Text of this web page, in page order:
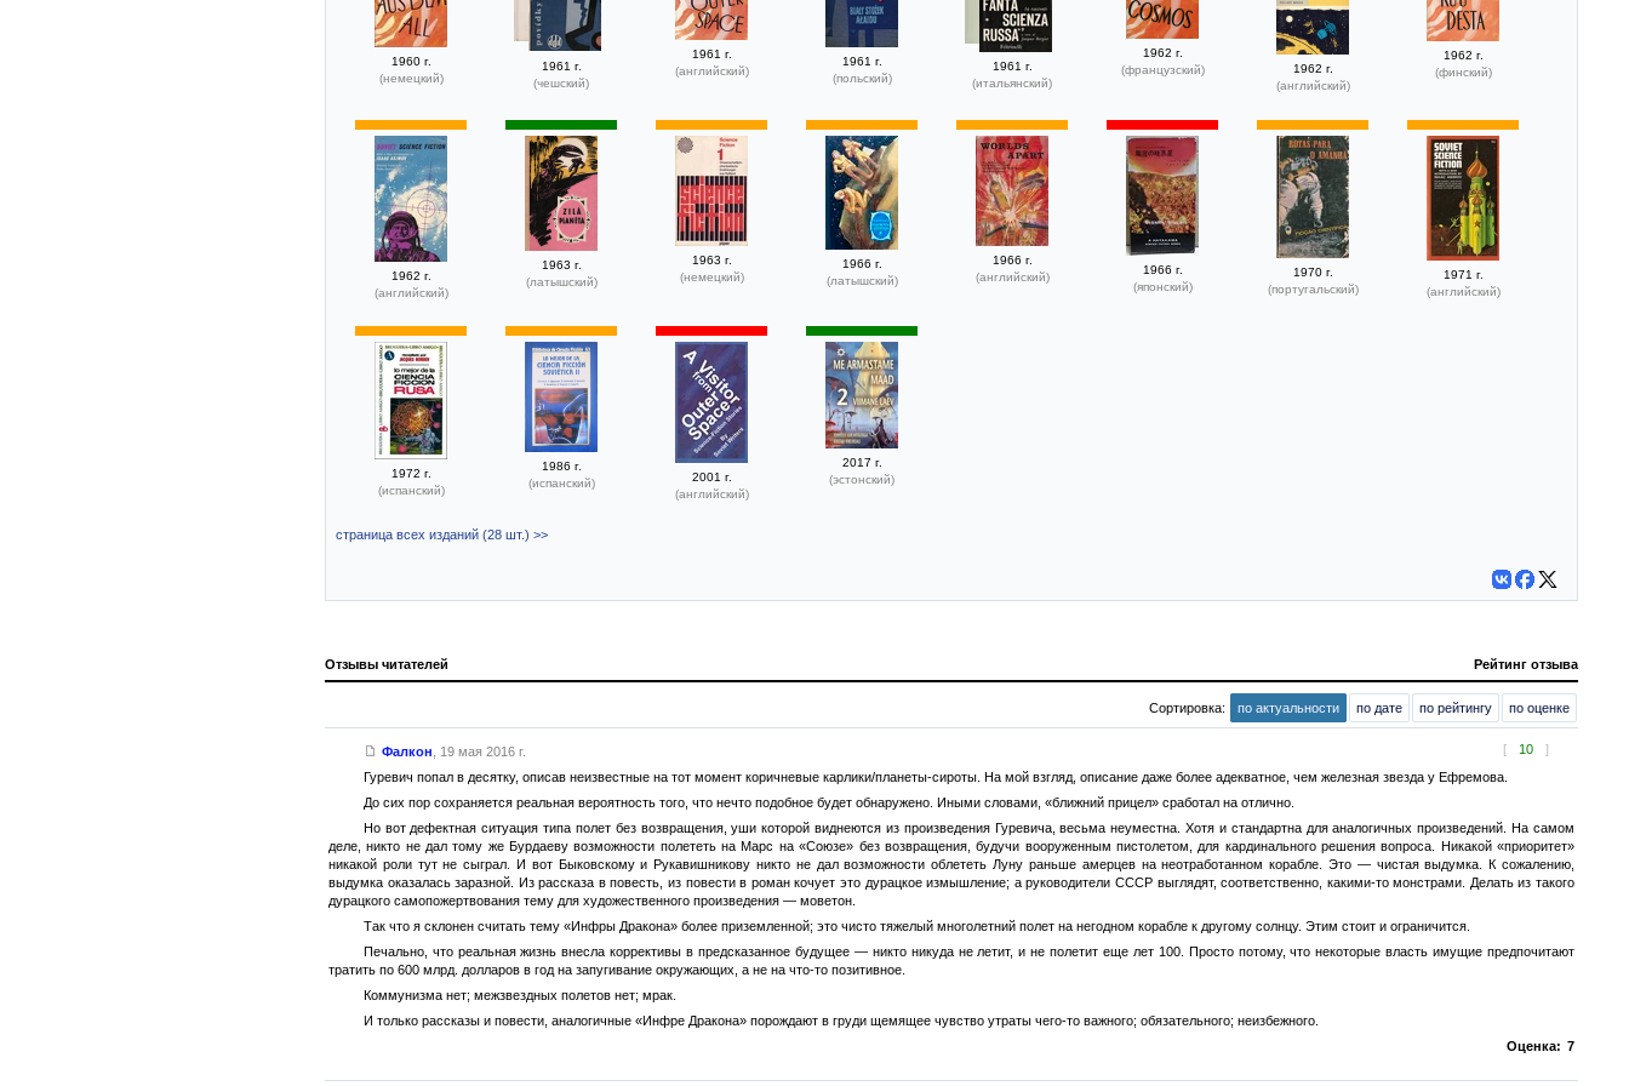
1960 г.
(немецкий)
1961 г.
(чешский)
1961 г.
(английский)
1961 г.
(польский)
1961 г.
(итальянский)
1962 г.
(французский)
1962 г.
(английский)
1962 г.
(финский)
1962 г.
(английский)
1963 г.
(латышский)
1963 г.
(немецкий)
1966 г.
(латышский)
1966 г.
(английский)
1966 г.
(японский)
1970 г.
(португальский)
1971 г.
(английский)
1972 г.
(испанский)
1986 г.
(испанский)
2001 г.
(английский)
2017 г.
(эстонский)
страница всех изданий (28 шт.) >>
Отзывы читателей Рейтинг отзыва
Сортировка: по актуальности по дате по рейтингу по оценке
[ 10 ]
Фалкон
19 мая 2016 г.
Гуревич попал в десятку, описав неизвестные на тот момент коричневые карлики/планеты-сироты. На мой взгляд, описание даже более адекватное, чем железная звезда у Ефремова.
До сих пор сохраняется реальная вероятность того, что нечто подобное будет обнаружено. Иными словами, «ближний прицел» сработал на отлично.
Но вот дефектная ситуация типа полет без возвращения, уши которой виднеются из произведения Гуревича, весьма неуместна. Хотя и стандартна для аналогичных произведений. На самом
деле, никто не дал тому же Бурдаеву возможности полететь на Марс на «Союзе» без возвращения, будучи вооруженным пистолетом, для кардинального решения вопроса. Никакой «приоритет»
никакой роли тут не сыграл. И вот Быковскому и Рукавишникову никто не дал возможности облететь Луну раньше амерцев на неотработанном корабле. Это — чистая выдумка. К сожалению,
выдумка оказалась заразной. Из рассказа в повесть, из повести в роман кочует это дурацкое измышление; а руководители СССР выглядят, соответственно, какими-то монстрами. Делать из такого
дурацкого самопожертвования тему для художественного произведения — моветон.
Так что я склонен считать тему «Инфры Дракона» более приземленной; это чисто тяжелый многолетний полет на негодном корабле к другому солнцу. Этим стоит и ограничится.
Печально, что реальная жизнь внесла коррективы в предсказанное будущее — никто никуда не летит, и не полетит еще лет 100. Просто потому, что некоторые власть имущие предпочитают
тратить по 600 млрд. долларов в год на запугивание окружающих, а не на что-то позитивное.
Коммунизма нет; межзвездных полетов нет; мрак.
И только рассказы и повести, аналогичные «Инфре Дракона» порождают в груди щемящее чувство утраты чего-то важного; обязательного; неизбежного.
Оценка: 7